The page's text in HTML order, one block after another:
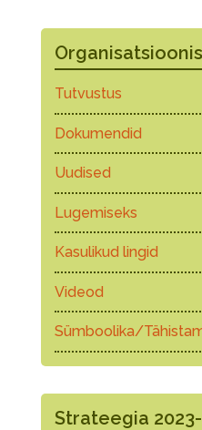
Tutvustus
Dokumendid
Uudised
Lugemiseks
Kasulikud lingid
Videod
Sümboolika/
Strateegia